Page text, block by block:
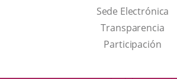
link
will
open
Sede Electrónica
Transparencia
Participación